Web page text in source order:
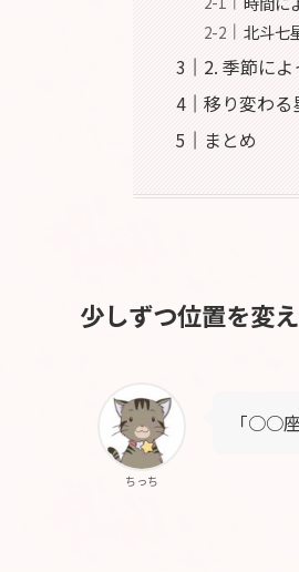
北斗七
2. 季節に
移り変わ
まとめ
少しずつ位置を変
ちっち
「○○